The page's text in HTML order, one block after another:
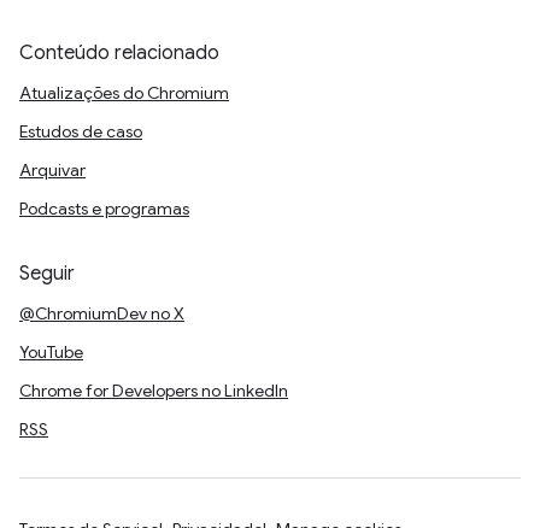
Conteúdo relacionado
Atualizações do Chromium
Estudos de caso
Arquivar
Podcasts e programas
Seguir
@ChromiumDev no X
YouTube
Chrome for Developers no LinkedIn
RSS